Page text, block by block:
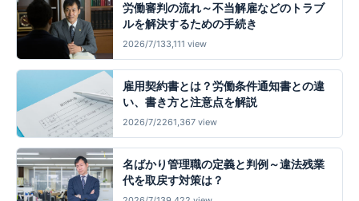
労働審判の流れ～不当解雇などのトラブ
ルを解決するための手続き
2026/7/133,111 view
雇用契約書とは？労働条件通知書との違
い、書き方と注意点を解説
2026/7/2261,367 view
名ばかり管理職の定義と判例～違法残業
代を取戻す対策は？